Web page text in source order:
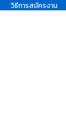
วิธีการสมัครงาน